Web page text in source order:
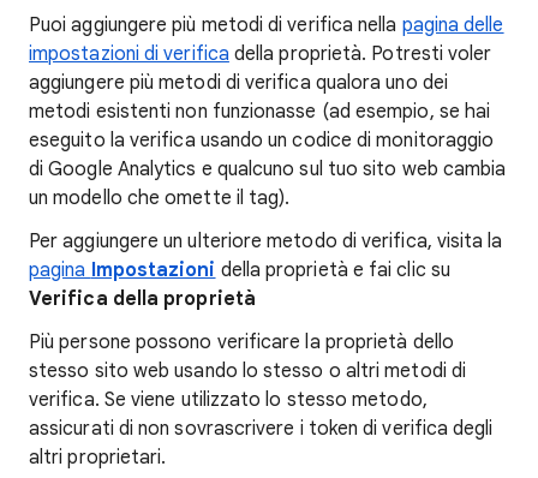
Puoi aggiungere più metodi di verifica nella pagina delle
impostazioni di verifica della proprietà. Potresti voler
aggiungere più metodi di verifica qualora uno dei
metodi esistenti non funzionasse (ad esempio, se hai
eseguito la verifica usando un codice di monitoraggio
di Google Analytics e qualcuno sul tuo sito web cambia
un modello che omette il tag).
Per aggiungere un ulteriore metodo di verifica, visita la
pagina Impostazioni della proprietà e fai clic su
Verifica della proprietà
Più persone possono verificare la proprietà dello
stesso sito web usando lo stesso o altri metodi di
verifica. Se viene utilizzato lo stesso metodo,
assicurati di non sovrascrivere i token di verifica degli
altri proprietari.